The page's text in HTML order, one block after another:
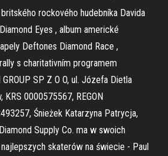
rockového hudebníka Davida
Eyes , album americké
Deftones Diamond Race ,
s charitativním programem
SP Z O O, ul. Józefa Dietla
0000575567, REGON
Śnieżek Katarzyna Patrycja,
Supply Co. ma w swoich
skaterów na świecie - Paul